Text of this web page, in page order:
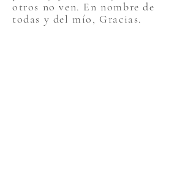
otros no ven. En nombre de
todas y del mío, Gracias.